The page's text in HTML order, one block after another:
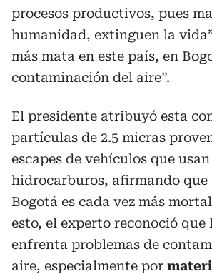
procesos productivos, pues
humanidad, extinguen la
más mata en este país, en
contaminación del aire”.
El presidente atribuyó esta
partículas de 2.5 micras
escapes de vehículos que usan
hidrocarburos, afirmando que
Bogotá es cada vez más
esto, el experto reconoció que
enfrenta problemas de
aire, especialmente por